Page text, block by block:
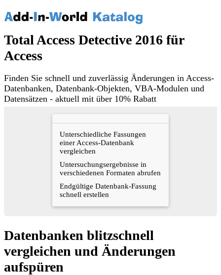
Total Access Detective 2016 für
Access
Finden Sie schnell und zuverlässig Änderungen in Access-
Datenbanken, Datenbank-Objekten, VBA-Modulen und
Datensätzen - aktuell mit über 10% Rabatt
Unterschiedliche Fassungen
einer Access-Datenbank
vergleichen
Untersuchungsergebnisse in
verschiedenen Formaten abrufen
Endgültige Datenbank-Fassung
schnell erstellen
Datenbanken blitzschnell
vergleichen und Änderungen
aufspüren